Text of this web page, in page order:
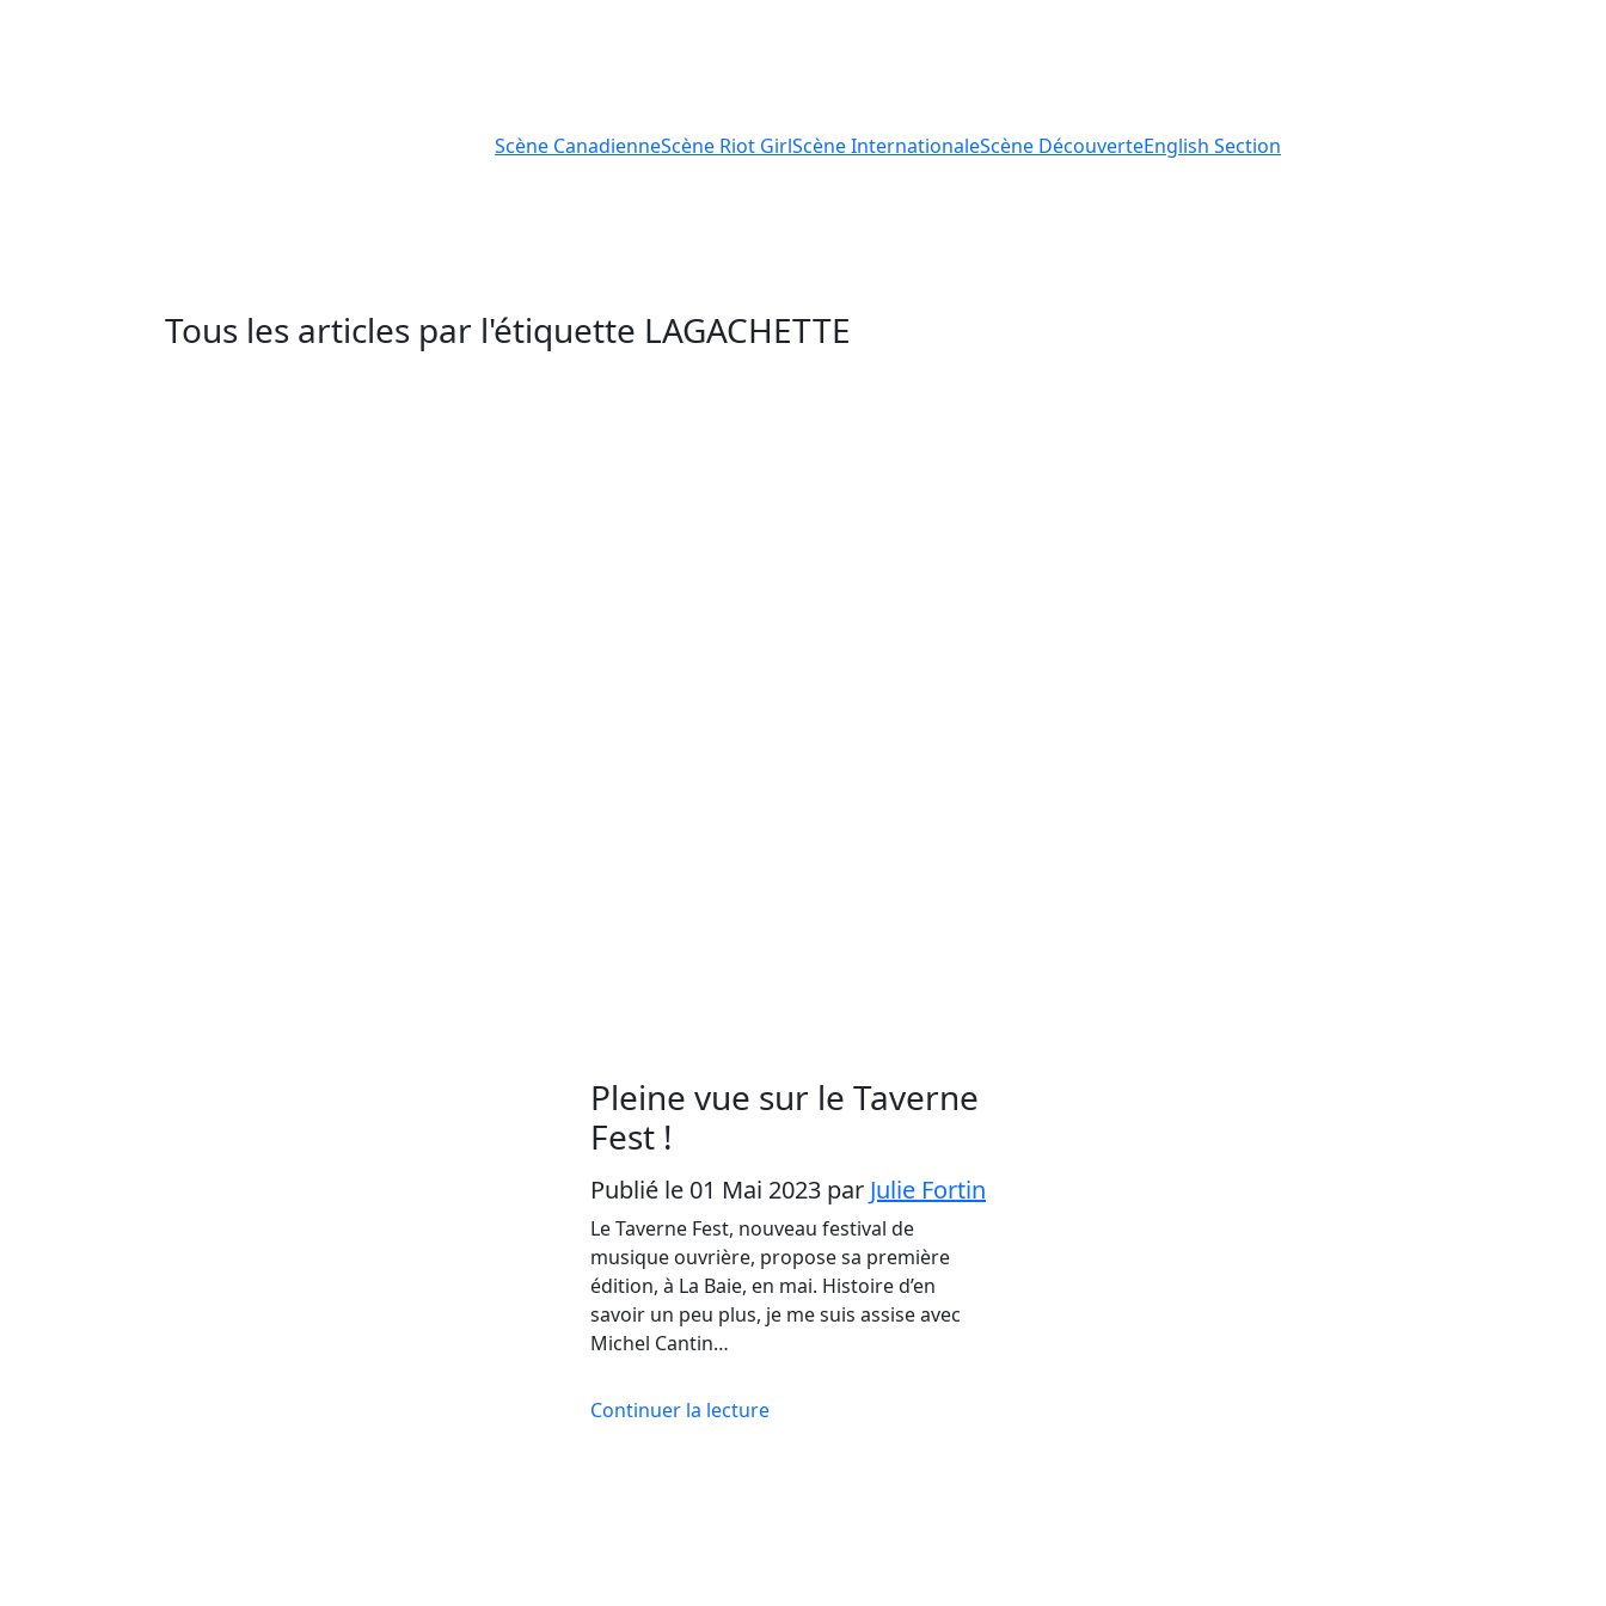
Scène CanadienneScène Riot GirlScèneInternationaleScène DécouverteEnglish Section
Tous les articles par l'étiquette LAGACHETTE
Pleine vue sur le Taverne
Fest !
Publié le 01 Mai 2023 par Julie Fortin
Le Taverne Fest, nouveau festival de
musique ouvrière, propose sa première
édition, à La Baie, en mai. Histoire d’en
savoir un peu plus, je me suis assise avec
Michel Cantin…
Continuer la lecture